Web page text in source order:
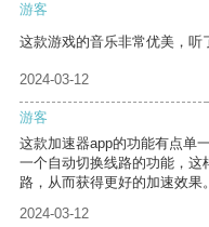
游客
这款游戏的音乐非常优美，听
2024-03-12
游客
这款加速器app的功能有点单
一个自动切换线路的功能，
路，从而获得更好的加速效果。
2024-03-12